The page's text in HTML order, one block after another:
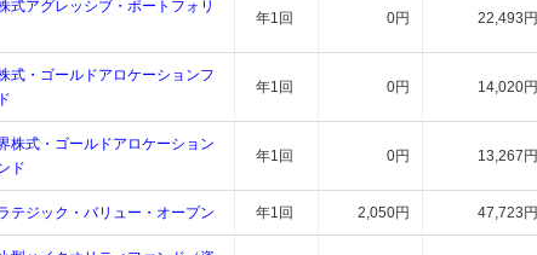
式アグレッシブ・ポートフォリ
年1回 0円 22,493円
式・ゴールドアロケーションフ
年1回 0円 14,020円
株式・ゴールドアロケーション
ド
年1回 0円 13,267円
テジック・バリュー・オープン 年1回 2,050円 47,723円